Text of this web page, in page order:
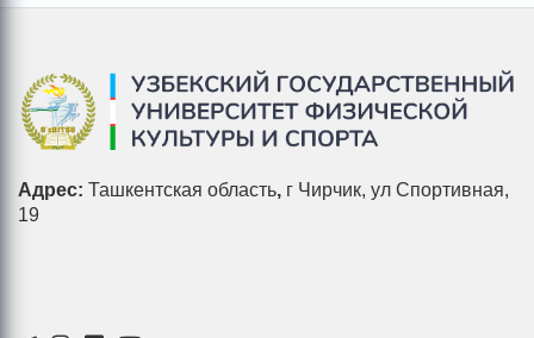
Адрес: Ташкентская область, г Чирчик, ул Спортивная,
19